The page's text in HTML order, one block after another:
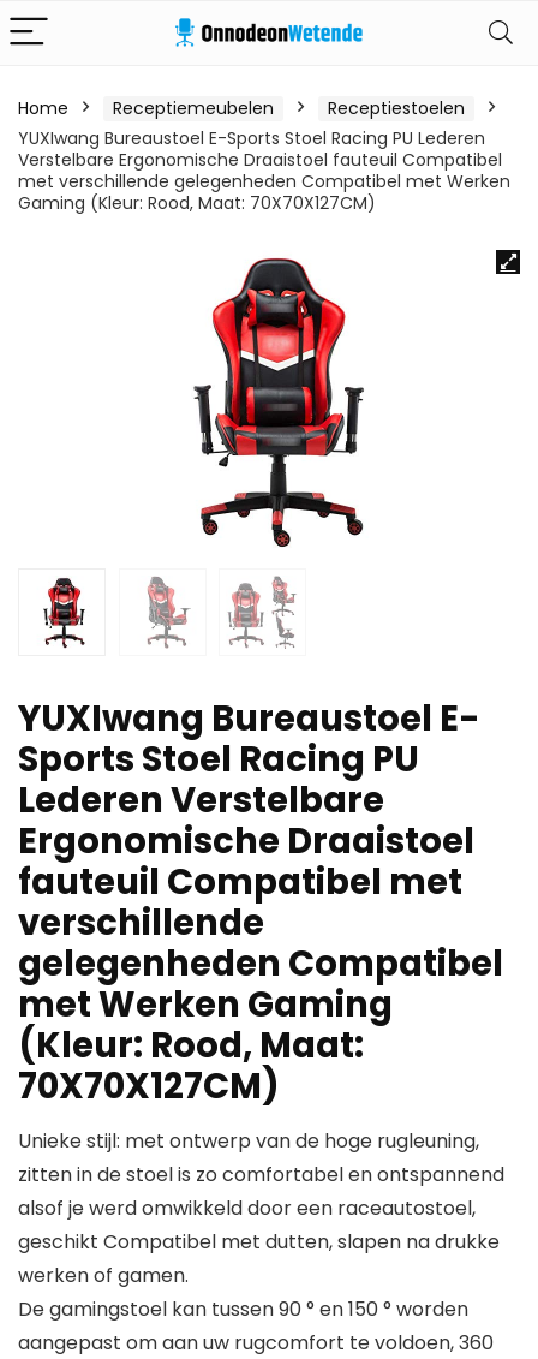
Home Receptiemeubelen
Receptiestoelen
YUXIwang Bureaustoel E-Sports Stoel Racing PU Lederen
Verstelbare Ergonomische Draaistoel fauteuil Compatibel
met verschillende gelegenheden Compatibel met Werken
Gaming (Kleur: Rood, Maat: 70X70X127CM)
YUXIwang Bureaustoel E-
Sports Stoel Racing PU
Lederen Verstelbare
Ergonomische Draaistoel
fauteuil Compatibel met
verschillende
gelegenheden Compatibel
met Werken Gaming
(Kleur: Rood, Maat:
70X70X127CM)
Unieke stijl: met ontwerp van de hoge rugleuning,
zitten in de stoel is zo comfortabel en ontspannend
alsof je werd omwikkeld door een raceautostoel,
geschikt Compatibel met dutten, slapen na drukke
werken of gamen.
De gamingstoel kan tussen 90 ° en 150 ° worden
aangepast om aan uw rugcomfort te voldoen, 360